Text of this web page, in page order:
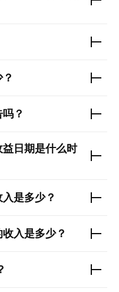
？
益日期是什么时
入是多少？
收入是多少？